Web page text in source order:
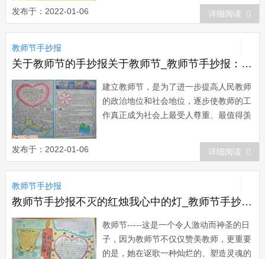
育(学校)中担任教育、教学工作的人，狭
义方面来理解，即教师是指受过专门教育
和训练的，在学校中向学生传递人类科学
文化知识和技能，发展学生的体质，对学
生进行思...
发布于：2022-01-06 详细阅读
教师节手抄报
关于教师节的手抄报关于教师节_教师节手抄报：教师节重要意义
建立教师节，是为了进一步提高人民教师
的政治地位和社会地位，逐步使教师的工
作真正成为社会上最受人尊重、最值得羡
识、尊重人才的社会风气;有利于全社会
关心教育事业，有利于提高整个中华民族
的科学文化素质。建立教师节，标志着教
师受到全社会的尊敬。这是因为教师的工
作在很大程...
发布于：2022-01-06 详细阅读
教师节手抄报
教师节手抄报不灭的红烛我心中的灯_教师节手抄报：不灭的红烛，我心中的灯
教师节-----这是一个令人激动而神圣的日
子，因为教师节不仅仅赞美教师，更重要
的是，她在讴歌一种灿烂的、塑造灵魂的